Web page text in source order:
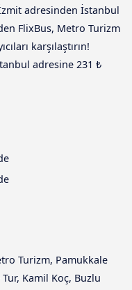
adresinden İstanbul
FlixBus, Metro Turizm
karşılaştırın!
adresine 231 ₺
Turizm, Pamukkale
Kamil Koç, Buzlu